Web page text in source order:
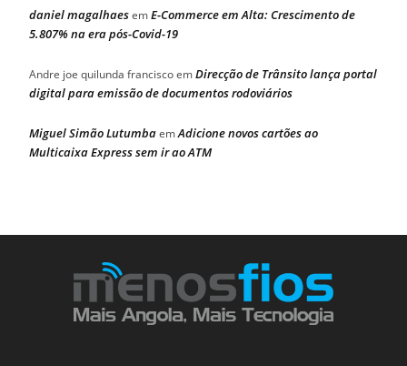
daniel magalhaesemE-Commerce em Alta: Crescimento de
5.807% na era pós-Covid-19
Andre joe quilunda franciscoemDirecção de Trânsito lança portal
digital para emissão de documentos rodoviários
Miguel Simão LutumbaemAdicione novos cartões ao
Multicaixa Express sem ir ao ATM